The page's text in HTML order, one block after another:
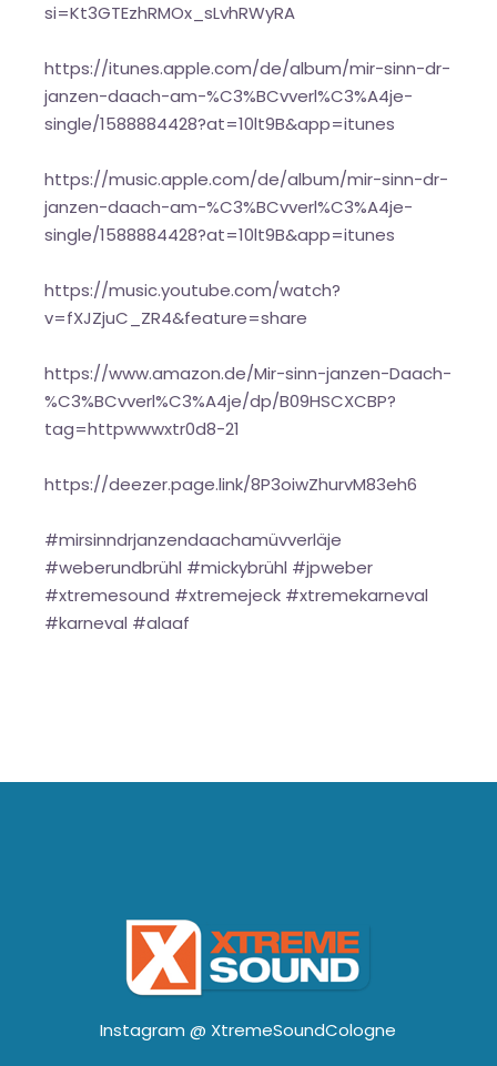
si=Kt3GTEzhRMOx_sLvhRWyRA
https://itunes.apple.com/de/album/mir-sinn-dr-
janzen-daach-am-%C3%BCvverl%C3%A4je-
single/1588884428?at=10lt9B&app=itunes
https://music.apple.com/de/album/mir-sinn-dr-
janzen-daach-am-%C3%BCvverl%C3%A4je-
single/1588884428?at=10lt9B&app=itunes
https://music.youtube.com/watch?
v=fXJZjuC_ZR4&feature=share
https://www.amazon.de/Mir-sinn-janzen-Daach-
%C3%BCvverl%C3%A4je/dp/B09HSCXCBP?
tag=httpwwwxtr0d8-21
https://deezer.page.link/8P3oiwZhurvM83eh6
#mirsinndrjanzendaachamüvverläje
#weberundbrühl #mickybrühl #jpweber
#xtremesound #xtremejeck #xtremekarneval
#karneval #alaaf
Instagram @ XtremeSoundCologne